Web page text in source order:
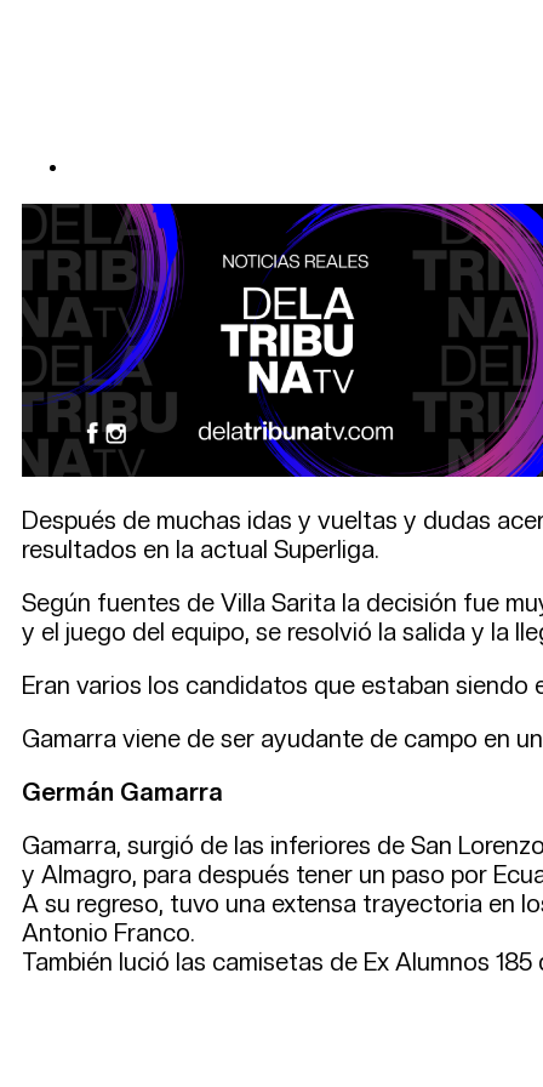
Después de muchas idas y vueltas y dudas
resultados en la actual Superliga.
Según fuentes de Villa Sarita la decisión fue
y el juego del equipo, se resolvió la salida y la
Eran varios los candidatos que estaban siendo
Gamarra viene de ser ayudante de campo en
Germán Gamarra
Gamarra, surgió de las inferiores de San
y Almagro, para después tener un paso por
A su regreso, tuvo una extensa trayectoria en
Antonio Franco.
También lució las camisetas de Ex Alumnos